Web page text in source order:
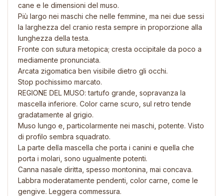
cane e le dimensioni del muso.
Più largo nei maschi che nelle femmine, ma nei due sessi
la larghezza del cranio resta sempre in proporzione alla
lunghezza della testa.
Fronte con sutura metopica; cresta occipitale da poco a
mediamente pronunciata.
Arcata zigomatica ben visibile dietro gli occhi.
Stop pochissimo marcato.
REGIONE DEL MUSO: tartufo grande, sopravanza la
mascella inferiore. Color carne scuro, sul retro tende
gradatamente al grigio.
Muso lungo e, particolarmente nei maschi, potente. Visto
di profilo sembra squadrato.
La parte della mascella che porta i canini e quella che
porta i molari, sono ugualmente potenti.
Canna nasale diritta, spesso montonina, mai concava.
Labbra moderatamente pendenti, color carne, come le
gengive. Leggera commessura.